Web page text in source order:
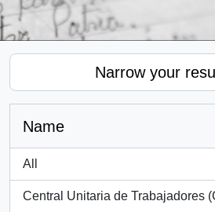
Narrow your
Name
All
Central Unitaria de Trabajadores
, 1 results